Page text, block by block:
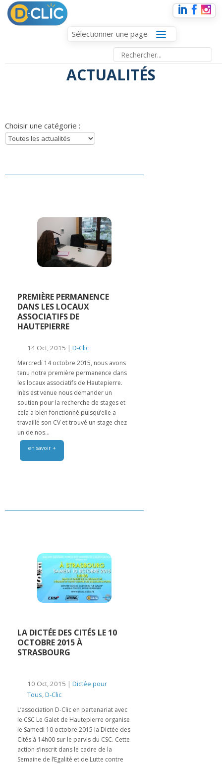
Sélectionner une page
ACTUALITÉS
Choisir une catégorie :
PREMIÈRE PERMANENCE
DANS LES LOCAUX
ASSOCIATIFS DE
HAUTEPIERRE
14 Oct, 2015 | D-Clic
Mercredi 14 octobre 2015, nous avons
tenu notre première permanence dans
les locaux associatifs de Hautepierre.
Inès est venue nous demander un
soutien pour la recherche de stages et
cela a bien fonctionné puisqu’elle a
travaillé son CV et trouvé un stage chez
un de nos...
en savoir +
LA DICTÉE DES CITÉS LE 10
OCTOBRE 2015 À
STRASBOURG
10 Oct, 2015 | Dictée pour
Tous,D-Clic
L’association D-Clic en partenariat avec
le CSC Le Galet de Hautepierre organise
le Samedi 10 octobre 2015 la Dictée des
Cités à 14h00 sur le parvis du CSC. Cette
action s’inscrit dans le cadre de la
Semaine de l’Egalité et de Lutte contre